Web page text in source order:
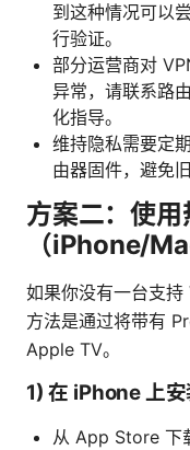
到这种情况可以
行验证。
部分运营商对
异常，请联系路
化指导。
维持隐私需要定
由器固件，避免
方案二：使用
（iPhone/
如果你没有一台支
方法是通过将带有
Apple TV。
1) 在 iPhone 上
从 App Store 下